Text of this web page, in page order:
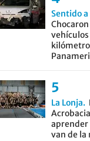
Sentido a
Chocaron
vehículos
La Lonja
van de la